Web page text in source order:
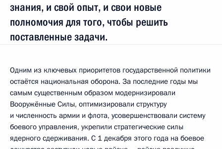
знания, и свой опыт, и свои новые
полномочия для того, чтобы решить
поставленные задачи.
Одним из ключевых приоритетов государственной политики
остаётся национальная оборона. За последние годы мы
самым существенным образом модернизировали
Вооружённые Силы, оптимизировали структуру
и численность армии и флота, усовершенствовали систему
боевого управления, укрепили стратегические силы
ядерного сдерживания. С 1 декабря этого года на боевое